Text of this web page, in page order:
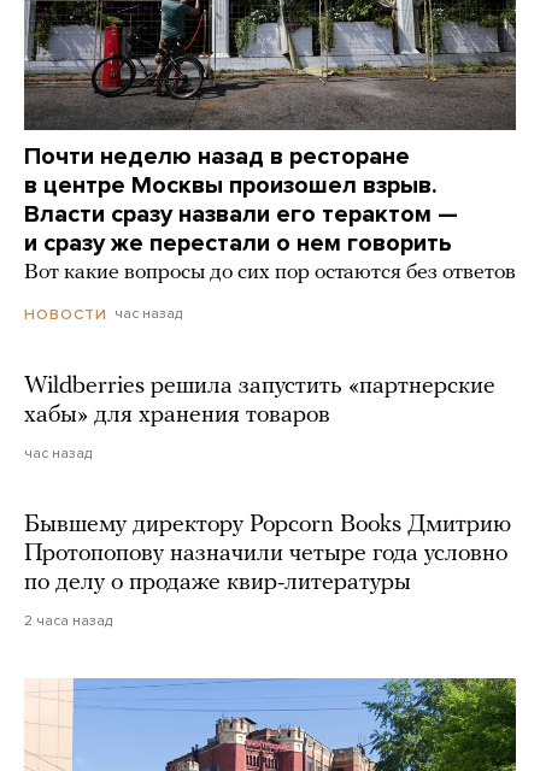
Почти неделю назад в ресторане
в центре Москвы произошел взрыв.
Власти сразу назвали его терактом —
и сразу же перестали о нем говорить
Вот какие вопросы до сих пор остаются без ответов
НОВОСТИ час назад
Wildberries решила запустить «партнерские
хабы» для хранения товаров
час назад
Бывшему директору Popcorn Books Дмитрию
Протопопову назначили четыре года условно
по делу о продаже квир-литературы
2 часа назад